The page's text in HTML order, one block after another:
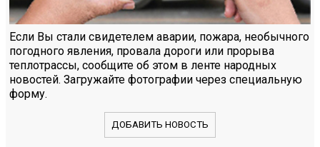
Если Вы стали свидетелем аварии, пожара, необычного
погодного явления, провала дороги или прорыва
теплотрассы, сообщите об этом в ленте народных
новостей. Загружайте фотографии через специальную
форму.
ДОБАВИТЬ НОВОСТЬ